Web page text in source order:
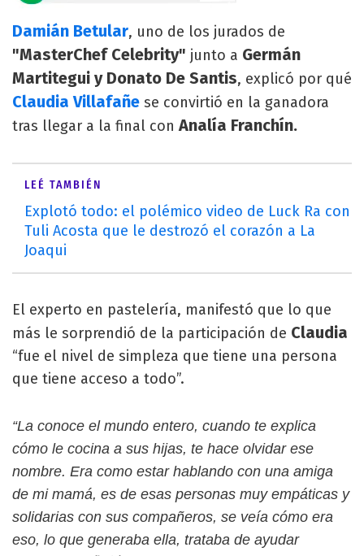
Damián Betular, uno de los jurados de
"MasterChef Celebrity" junto a Germán
Martitegui y Donato De Santis, explicó por qué
Claudia Villafañe se convirtió en la ganadora
tras llegar a la final conAnalía Franchín.
LEÉ TAMBIÉN
Explotó todo: el polémico video de Luck Ra con
Tuli Acosta que le destrozó el corazón a La
Joaqui
El experto en pastelería, manifestó que lo que
más le sorprendió de la participación de Claudia
“fue el nivel de simpleza que tiene una persona
que tiene acceso a todo”.
“La conoce el mundo entero, cuando te explica
cómo le cocina a sus hijas, te hace olvidar ese
nombre. Era como estar hablando con una amiga
de mi mamá, es de esas personas muy empáticas y
solidarias con sus compañeros, se veía cómo era
eso, lo que generaba ella, trataba de ayudar